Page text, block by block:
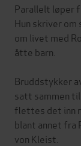
Parallelt løper
Hun skriver
om livet med
åtte barn.
Bruddstykker
satt sammen
flettes det inn
blant annet fra
von Kleist.